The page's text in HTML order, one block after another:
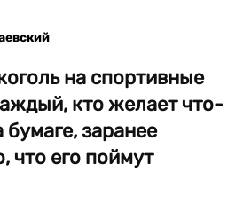
на спортивные
кто желает что-
бумаге, заранее
что его поймут